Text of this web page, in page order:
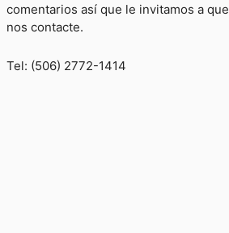
comentarios así que le invitamos a que
nos contacte.
Tel: (506) 2772-1414